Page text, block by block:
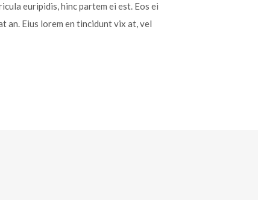
euripidis, hinc partem ei est. Eos ei
an. Eius lorem en tincidunt vix at, vel